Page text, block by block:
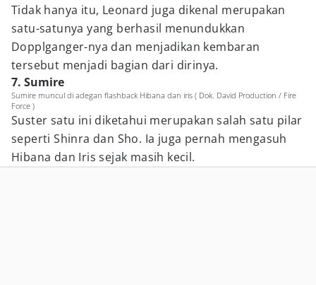
Tidak hanya itu, Leonard juga dikenal merupakan
satu-satunya yang berhasil menundukkan
Dopplganger-nya dan menjadikan kembaran
tersebut menjadi bagian dari dirinya.
7. Sumire
Sumire muncul di adegan flashback Hibana dan iris ( Dok. David Production / Fire
Force )
Suster satu ini diketahui merupakan salah satu pilar
seperti Shinra dan Sho. Ia juga pernah mengasuh
Hibana dan Iris sejak masih kecil.